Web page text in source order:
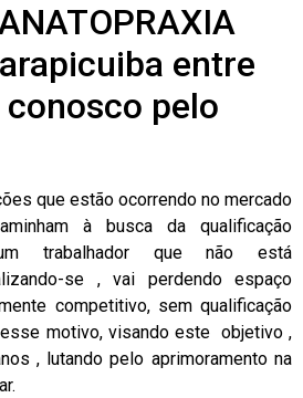
entre
pelo
que estão ocorrendo no mercado
à busca da qualificação
trabalhador que não está
se , vai perdendo espaço
competitivo, sem qualificação
motivo, visando este objetivo ,
, lutando pelo aprimoramento na